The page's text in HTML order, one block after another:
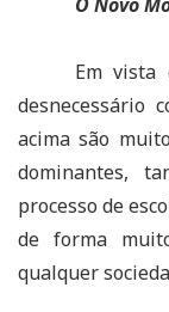
Em vista
desnecessário
acima são
dominantes,
processo de
de forma
qualquer